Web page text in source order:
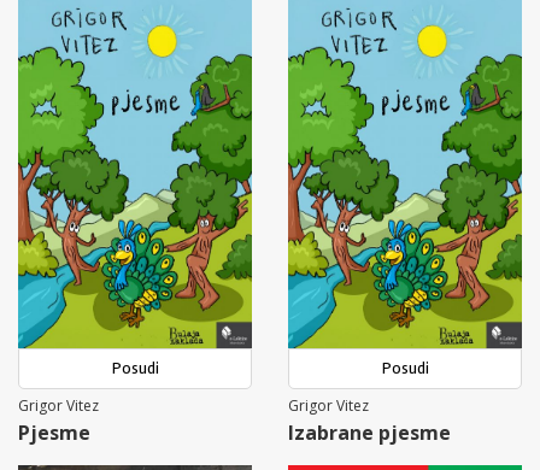
Posudi
Grigor Vitez
Pjesme
Posudi
Grigor Vitez
Izabrane pjesme